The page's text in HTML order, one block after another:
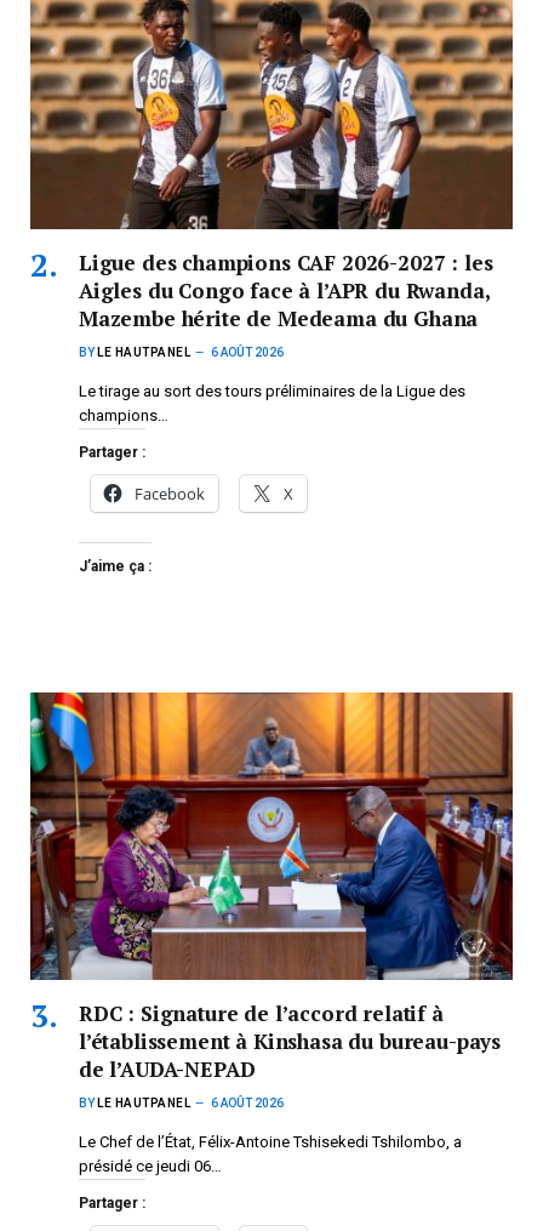
Ligue des champions CAF 2026-2027 : les
Aigles du Congo face à l’APR du Rwanda,
Mazembe hérite de Medeama du Ghana
BY LE HAUTPANEL 6 AOÛT 2026
Le tirage au sort des tours préliminaires de la Ligue des
champions…
Partager :
Facebook X
J’aime ça :
RDC : Signature de l’accord relatif à
l’établissement à Kinshasa du bureau-pays
de l’AUDA-NEPAD
BY LE HAUTPANEL 6 AOÛT 2026
Le Chef de l’État, Félix-Antoine Tshisekedi Tshilombo, a
présidé ce jeudi 06…
Partager :